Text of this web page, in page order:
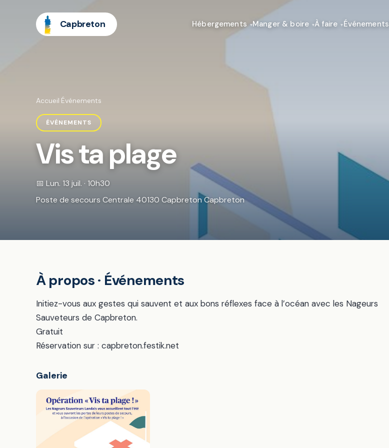
Capbreton Hébergements Manger & boire À faire Événements
Accueil·Événements
ÉVÉNEMENTS
Vis ta plage
📅 Lun. 13 juil. · 10h30
Poste de secours Centrale 40130 Capbreton Capbreton
À propos · Événements
Initiez-vous aux gestes qui sauvent et aux bons réflexes face à l’océan avec les Nageurs
Sauveteurs de Capbreton.
Gratuit
Réservation sur : capbreton.festik.net
Galerie